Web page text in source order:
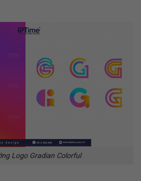
Logo Gradian Colorful